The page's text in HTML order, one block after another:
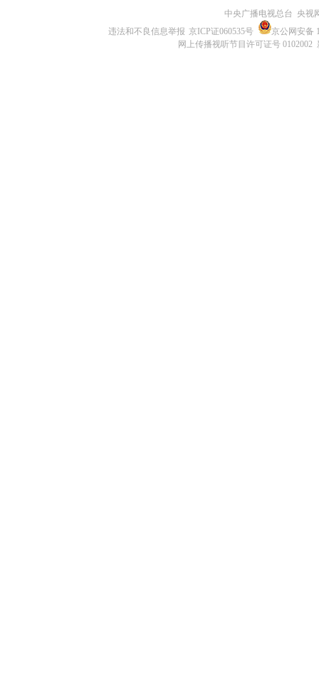
中央广播电视总台 央视
违法和不良信息举报 京ICP证060535号
京公网安备
网上传播视听节目许可证号 0102002